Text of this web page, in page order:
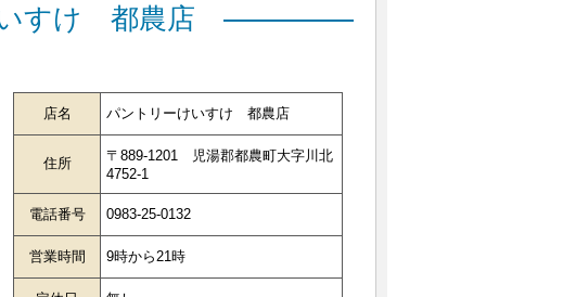
すけ 都農店
店名 パントリーけいすけ 都農店
住所
〒889-1201 児湯郡都農町大字川北
4752-1
電話番号 0983-25-0132
営業時間 9時から21時